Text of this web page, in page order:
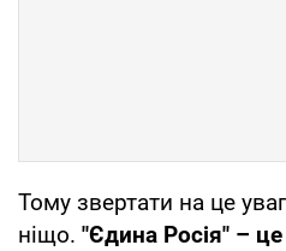
Тому звертати на це
ніщо. "Єдина Росія" –